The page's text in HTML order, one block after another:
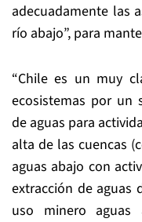
adecuadamente las
río abajo”, para
“Chile es un muy
ecosistemas por un
de aguas para
alta de las cuencas
aguas abajo con
extracción de aguas
uso minero